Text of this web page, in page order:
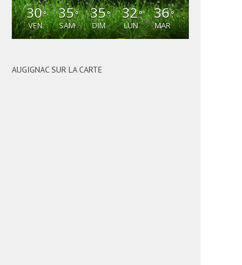
30°
VEN
35°
SAM
35°
DIM
32°
LUN
36°
MAR
AUGIGNAC SUR LA CARTE